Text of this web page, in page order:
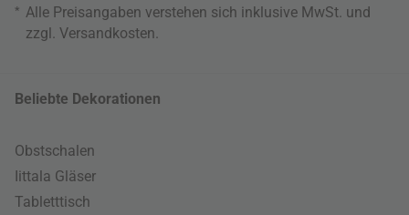
* Alle Preisangaben verstehen sich inklusive MwSt. und
zzgl. Versandkosten
Beliebte Dekorationen
Obstschalen
Iittala Gläser
Tabletttisch